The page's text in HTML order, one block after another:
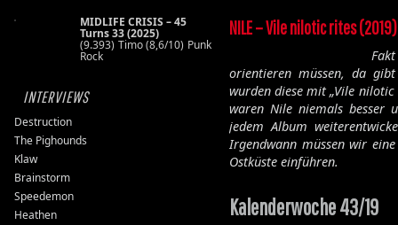
MIDLIFE CRISIS – 45
Turns 33 (2025)
(9.393) Timo (8,6/10) Punk
Rock
INTERVIEWS
Destruction
The Pighounds
Klaw
Brainstorm
Speedemon
Heathen
NILE – Vile nilotic rites (2019)
orientieren müssen, da
wurden diese mit „Vile
waren Nile niemals besser
jedem Album
Irgendwann müssen wir
Ostküste einführen.
Kalenderwoche 43/19